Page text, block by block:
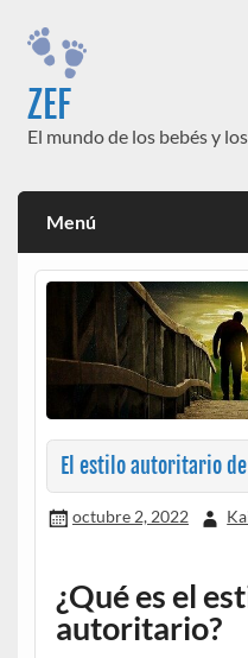
contenido
ZEF
El mundo de los bebés y
Menú
El estilo autoritario
octubre 2, 2022
¿Qué es el
autoritario?